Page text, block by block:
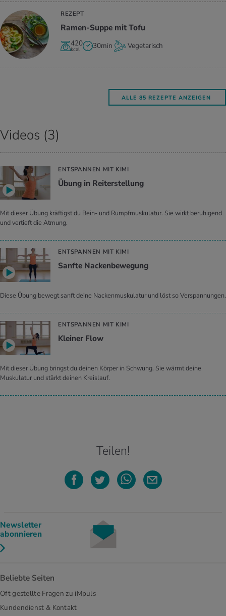
REZEPT
Ramen-Suppe mit Tofu
420
kcal 30min Vegetarisch
ALLE 85 REZEPTE ANZEIGEN
Videos (3)
ENTSPANNEN MIT KIMI
Übung in Reiterstellung
Mit dieser Übung kräftigst du Bein- und Rumpfmuskulatur. Sie wirkt beruhigend
und vertieft die Atmung.
ENTSPANNEN MIT KIMI
Sanfte Nackenbewegung
Diese Übung bewegt sanft deine Nackenmuskulatur und löst so Verspannungen.
ENTSPANNEN MIT KIMI
Kleiner Flow
Mit dieser Übung bringst du deinen Körper in Schwung. Sie wärmt deine
Muskulatur und stärkt deinen Kreislauf.
Teilen!
Newsletter
abonnieren
Beliebte Seiten
Oft gestellte Fragen zu iMpuls
Kundendienst & Kontakt